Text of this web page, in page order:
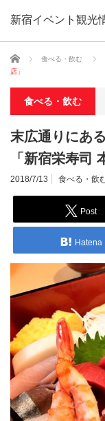
新宿イベント観光
ホーム 食べる・飲む
店」
食べる・飲む
末広通りにあ
「新宿栄寿司
2018/7/13 食べる・飲
Post
Hatena